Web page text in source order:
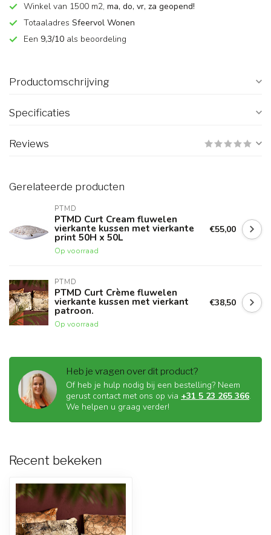
Winkel van 1500 m2, ma, do, vr, za geopend!
Totaaladres Sfeervol Wonen
Een 9,3/10 als beoordeling
Productomschrijving
Specificaties
Reviews
Gerelateerde producten
PTMD
PTMD Curt Cream fluwelen
vierkante kussen met vierkante
print 50H x 50L
Op voorraad
€55,00
PTMD
PTMD Curt Crème fluwelen
vierkante kussen met vierkant
patroon.
Op voorraad
€38,50
Heb je vragen over dit product?
Of heb je hulp nodig bij een bestelling? Neem
gerust contact met ons op via +31 5 23 265 366.
We helpen u graag verder!
Recent bekeken